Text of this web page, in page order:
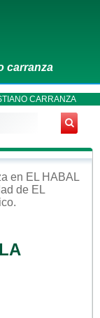
carranza
CARRANZA
en EL HABAL
de EL
.